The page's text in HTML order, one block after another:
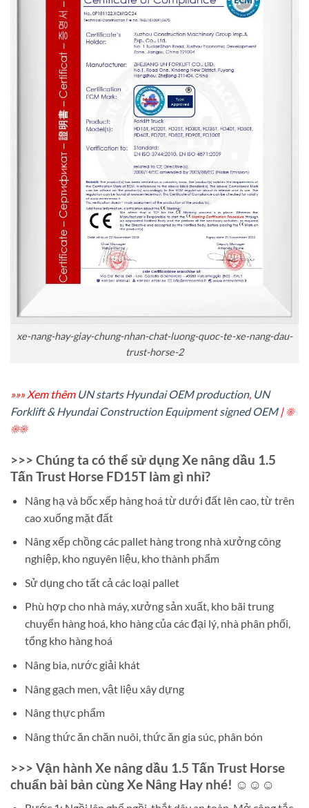
xe-nang-hay-giay-chung-nhan-chat-luong-quoc-te-xe-nang-dau-
trust-horse-2
»»» Xem thêm UN starts Hyundai OEM production, UN
Forklift & Hyundai Construction Equipment signed OEM| ☀
☀☀
>>> Chúng ta có thể sử dụng Xe nâng dầu 1.5
Tấn Trust Horse FD15T làm gì nhỉ?
Nâng hạ và bốc xếp hàng hoá từ dưới đất lên cao, từ trên
cao xuống mặt đất
Nâng xếp chồng các pallet hàng trong nhà xưởng công
nghiệp, kho nguyên liệu, kho thành phẩm
Sử dụng cho tất cả các loại pallet
Phù hợp cho nhà máy, xưởng sản xuất, kho bãi trung
chuyển hàng hoá, kho hàng của các đại lý, nhà phân phối,
tổng kho hàng hoá
Nâng bia, nước giải khát
Nâng gạch men, vật liệu xây dựng
Nâng thực phẩm
Nâng thức ăn chăn nuôi, thức ăn gia súc, phân bón
>>> Vận hành Xe nâng dầu 1.5 Tấn Trust Horse
chuẩn bài bản cùng Xe Nâng Hay nhé! ☺☺☺